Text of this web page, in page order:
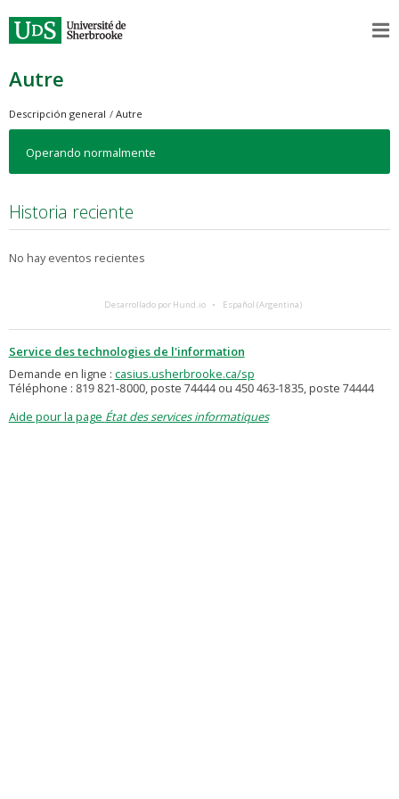
Autre
Descripción general Autre
Operando normalmente
Historia reciente
No hay eventos recientes
Desarrollado por Hund.io Español (Argentina)
Service des technologies de l'information
Demande en ligne : casius.usherbrooke.ca/sp
Téléphone : 819 821-8000, poste 74444 ou 450 463-1835, poste 74444
Aide pour la page État des services informatiques